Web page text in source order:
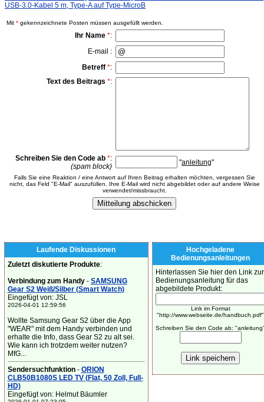
USB-3.0-Kabel 5 m, Type-A auf Type-MicroB
Mit * gekennzeichnete Posten müssen ausgefüllt werden.
Ihr Name *:
E-mail :
Betreff *:
Text des Beitrags *:
Schreiben Sie den Code ab *:
(spam block)
"anleitung"
Falls Sie eine Reaktion / eine Antwort auf Ihren Beitrag erhalten möchten, vergessen Sie
nicht, das Feld "E-Mail" auszufüllen. Ihre E-Mail wird nicht abgebildet oder auf andere Weise
verwendet/missbraucht.
Laufende Diskussionen
Zuletzt diskutierte Produkte:
Verbindung zum Handy- SAMSUNG
Gear S2 Weiß/Silber (Smart Watch)
Eingefügt von: JSL
2026-04-01 12:59:56
Wollte Samsung Gear S2 über die App
"WEAR" mit dem Handy verbinden und
erhalte die Info, dass Gear S2 zu alt sei.
Wie kann ich trotzdem weiter nutzen?
MfG...
Sendersuchfunktion- ORION
CLB50B1080S LED TV (Flat, 50 Zoll, Full-
HD)
Eingefügt von: Helmut Bäumler
Hochgeladene
Bedienungsanleitungen
Hinterlassen Sie hier den Link zur
Bedienungsanleitung für das
abgebildete Produkt:
Link im Format
"http://www.webseite.de/handbuch.pdf"
Schreiben Sie den Code ab: